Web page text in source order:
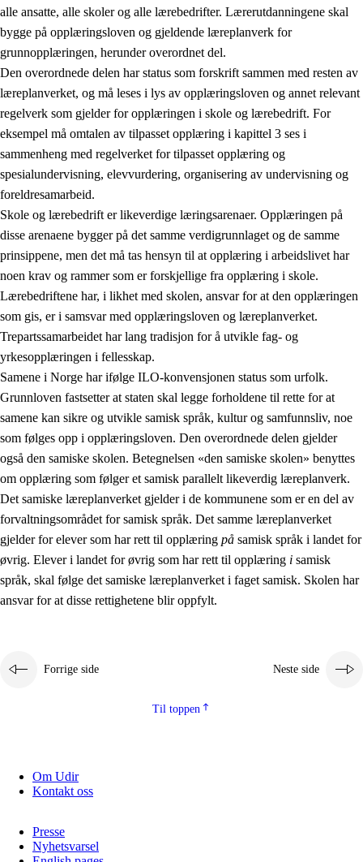
alle ansatte, alle skoler og alle lærebedrifter. Lærerutdanningene skal
bygge på opplæringsloven og gjeldende læreplanverk for
grunnopplæringen, herunder overordnet del.
Den overordnede delen har status som forskrift sammen med resten av
læreplanverket, og må leses i lys av opplæringsloven og annet relevant
regelverk som gjelder for opplæringen i skole og lærebedrift. For
eksempel må omtalen av tilpasset opplæring i kapittel 3 ses i
sammenheng med regelverket for tilpasset opplæring og
spesialundervisning, elevvurdering, organisering av undervisning og
foreldresamarbeid.
Skole og lærebedrift er likeverdige læringsarenaer. Opplæringen på
disse arenaene bygger på det samme verdigrunnlaget og de samme
prinsippene, men det må tas hensyn til at opplæring i arbeidslivet har
noen krav og rammer som er forskjellige fra opplæring i skole.
Lærebedriftene har, i likhet med skolen, ansvar for at den opplæringen
som gis, er i samsvar med opplæringsloven og læreplanverket.
Trepartssamarbeidet har lang tradisjon for å utvikle fag- og
yrkesopplæringen i fellesskap.
Samene i Norge har ifølge ILO-konvensjonen status som urfolk.
Grunnloven fastsetter at staten skal legge forholdene til rette for at
samene kan sikre og utvikle samisk språk, kultur og samfunnsliv, noe
som følges opp i opplæringsloven. Den overordnede delen gjelder
også den samiske skolen. Betegnelsen «den samiske skolen» benyttes
om opplæring som følger et samisk parallelt likeverdig læreplanverk.
Det samiske læreplanverket gjelder i de kommunene som er en del av
forvaltningsområdet for samisk språk. Det samme læreplanverket
gjelder for elever som har rett til opplæring på samisk språk i landet for
øvrig. Elever i landet for øvrig som har rett til opplæring i samisk
språk, skal følge det samiske læreplanverket i faget samisk. Skolen har
ansvar for at disse rettighetene blir oppfylt.
Forrige side Neste side
Til toppen
Om Udir
Kontakt oss
Presse
Nyhetsvarsel